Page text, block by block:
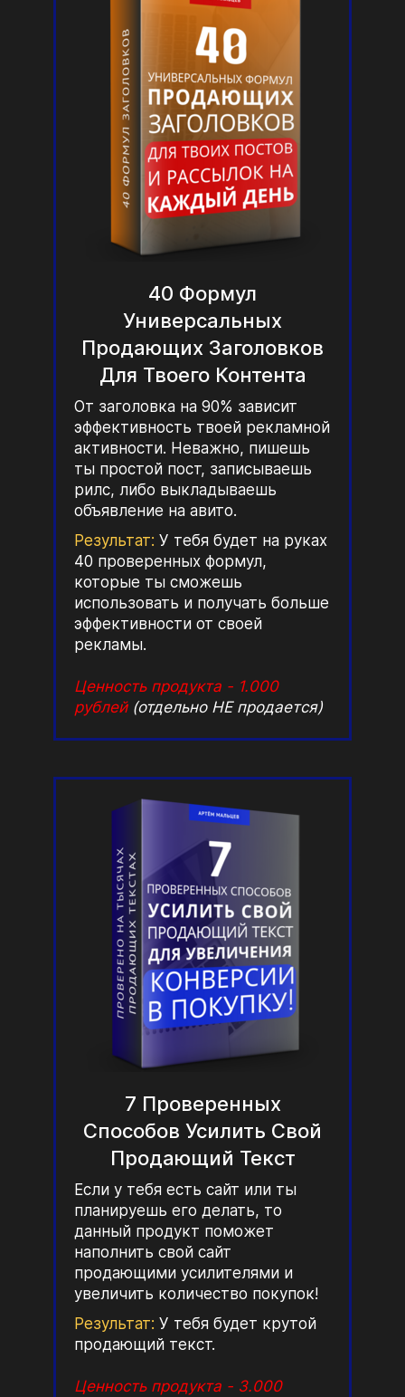
40 Формул
Универсальных
Продающих Заголовков
Для Твоего Контента
От заголовка на 90% зависит
эффективность твоей рекламной
активности. Неважно, пишешь
ты простой пост, записываешь
рилс, либо выкладываешь
объявление на авито.
Результат: У тебя будет на руках
40 проверенных формул,
которые ты сможешь
использовать и получать больше
эффективности от своей
рекламы.
Ценность продукта - 1.000
рублей (отдельно НЕ продается)
7 Проверенных
Способов Усилить Свой
Продающий Текст
Если у тебя есть сайт или ты
планируешь его делать, то
данный продукт поможет
наполнить свой сайт
продающими усилителями и
увеличить количество покупок!
Результат: У тебя будет крутой
продающий текст.
Ценность продукта - 3.000